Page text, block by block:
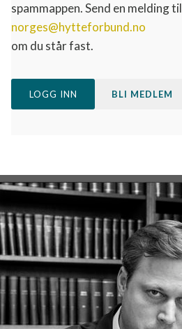
spammappen. Send en melding til
norges@hytteforbund.no
om du står fast.
LOGG INN BLI MEDLEM